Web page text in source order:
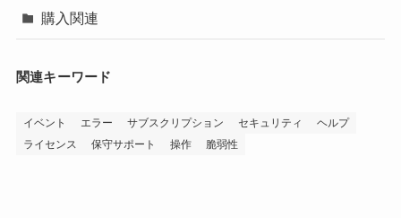
購入関連
関連キーワード
イベント エラー サブスクリプション セキュリティ
ヘルプ
ライセンス
保守サポート 操作 脆弱性